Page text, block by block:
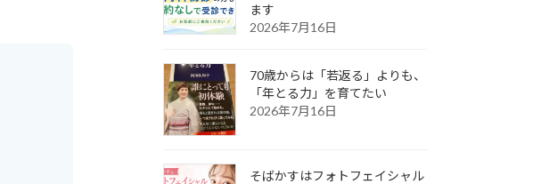
ます
2026年7月16日
70歳からは「若返る」よりも、
「年とる力」を育てたい
2026年7月16日
そばかすはフォトフェイシャル